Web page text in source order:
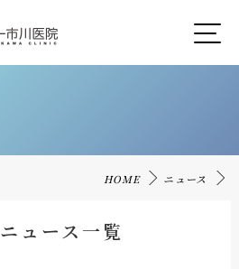
HOME ニュース
ュース一覧